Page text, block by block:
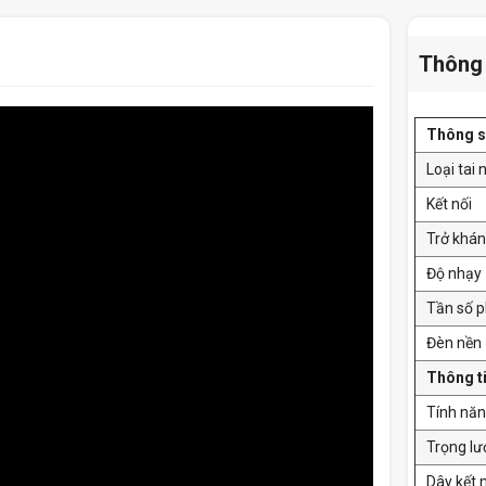
Thông
Loại tai
Kết nối
Trở
Độ nhạy
Tần số
Đèn nền
Thông
Tính
Trọng
Dây kết